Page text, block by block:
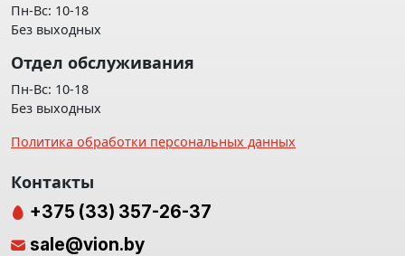
Пн-Вс: 10-18
Без выходных
Отдел обслуживания
Пн-Вс: 10-18
Без выходных
Политика обработки персональных данных
Контакты
+375 (33) 357-26-37
sale@vion.by